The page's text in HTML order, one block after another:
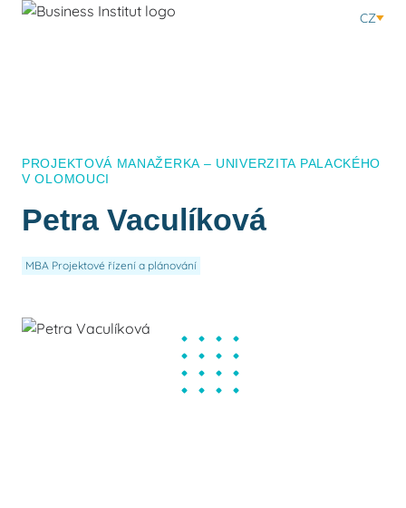
CZ
PROJEKTOVÁ MANAŽERKA – UNIVERZITA PALACKÉHO
V OLOMOUCI
Petra Vaculíková
MBA Projektové řízení a plánování